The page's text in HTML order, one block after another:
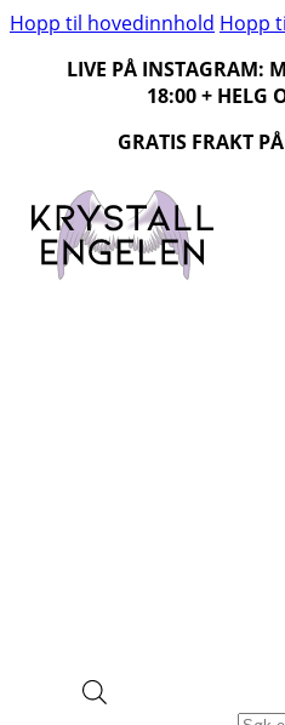
Hopp til hovedinnhold Hopp
LIVE PÅ INSTAGRAM:
18:00 + HELG
GRATIS FRAKT